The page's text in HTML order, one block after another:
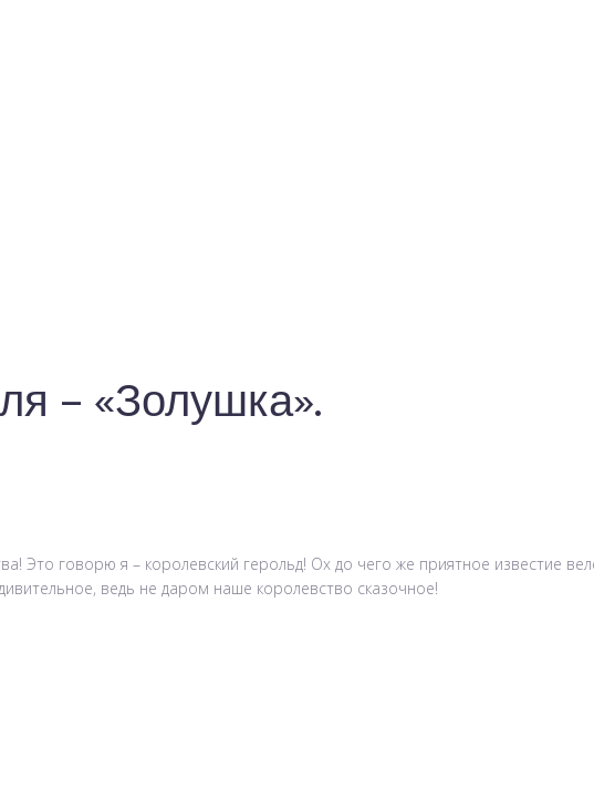
– «Золушка».
Это говорю я – королевский герольд! Ох до чего же приятное известие
ведь не даром наше королевство сказочное!